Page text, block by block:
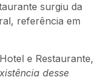
surgiu da
referência em
e Restaurante,
desse